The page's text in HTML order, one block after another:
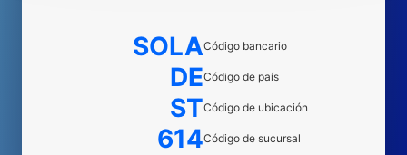
SOLACódigo bancario
DECódigo de país
STCódigo de ubicación
614Código de sucursal